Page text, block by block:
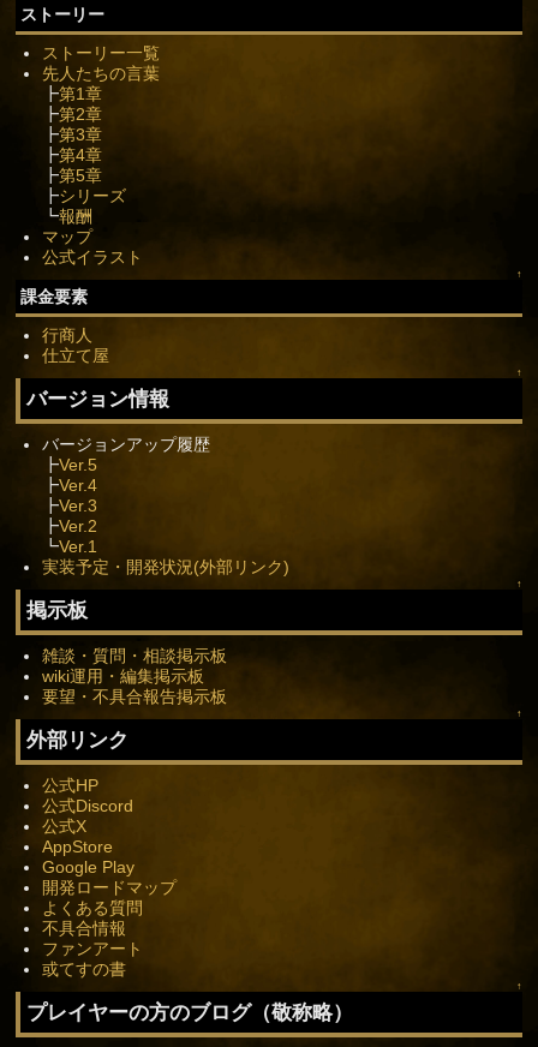
ストーリー
ストーリー一覧
先人たちの言葉
┣第1章
┣第2章
┣第3章
┣第4章
┣第5章
┣シリーズ
┗報酬
マップ
公式イラスト
↑
課金要素
行商人
仕立て屋
↑
バージョン情報
バージョンアップ履歴
┣Ver.5
┣Ver.4
┣Ver.3
┣Ver.2
┗Ver.1
実装予定・開発状況(外部リンク)
↑
掲示板
雑談・質問・相談掲示板
wiki運用・編集掲示板
要望・不具合報告掲示板
↑
外部リンク
公式HP
公式Discord
公式X
AppStore
Google Play
開発ロードマップ
よくある質問
不具合情報
ファンアート
或てすの書
↑
プレイヤーの方のブログ（敬称略）